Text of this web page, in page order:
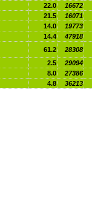
22.0 16672
21.5 16071
14.0 19773
14.4 47918
61.2 28308
2.5 29094
8.0 27386
4.8 36213